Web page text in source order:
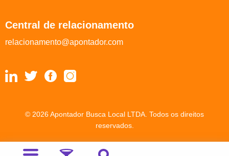
Central de relacionamento
relacionamento@apontador.com
© 2026 Apontador Busca Local LTDA. Todos os direitos
reservados.